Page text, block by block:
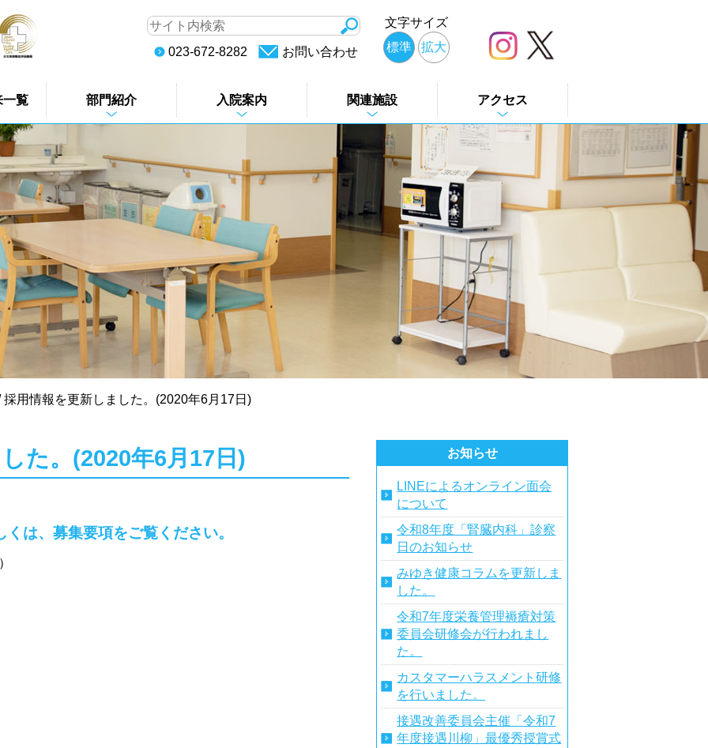
023-672-8282 お問い合わせ
文字サイズ
標準
拡大
一覧 部門紹介 入院案内 関連施設 アクセス
採用情報を更新しました。(2020年6月17日)
た。(2020年6月17日)
は、募集要項をご覧ください。
）
お知らせ
LINEによるオンライン面会
について
令和8年度「腎臓内科」診察
日のお知らせ
みゆき健康コラムを更新しま
した。
令和7年度栄養管理褥瘡対策
委員会研修会が行われまし
た。
カスタマーハラスメント研修
を行いました。
接遇改善委員会主催「令和7
年度接遇川柳」最優秀授賞式